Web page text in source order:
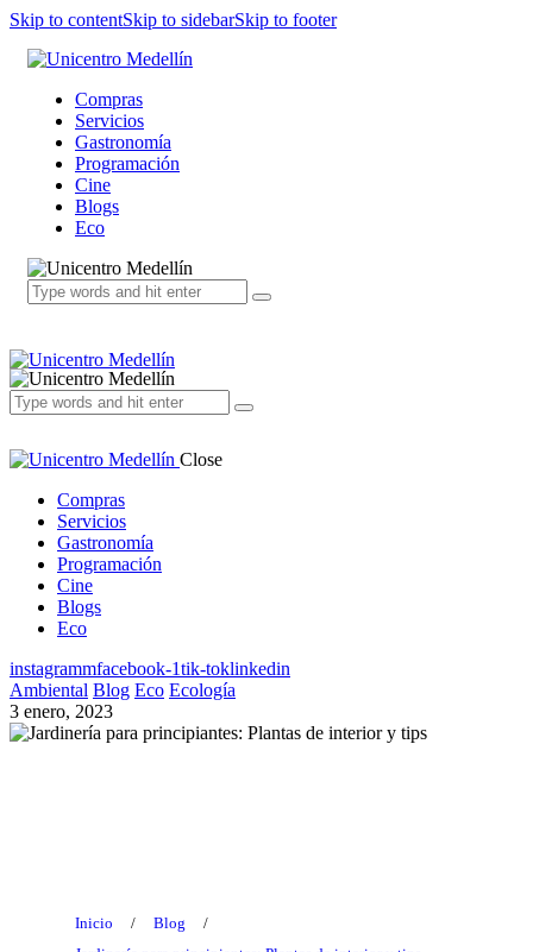
Skip to contentSkip to sidebarSkip to footer
Compras
Servicios
Gastronomía
Programación
Cine
Blogs
Eco
Close
Compras
Servicios
Gastronomía
Programación
Cine
Blogs
Eco
instagrammfacebook-1tik-toklinkedin
Ambiental Blog Eco Ecología
3 enero, 2023
Inicio / Blog
/